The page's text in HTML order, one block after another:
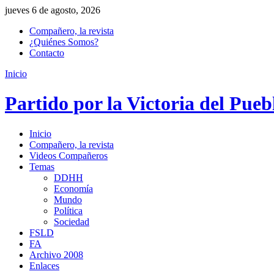
jueves 6 de agosto, 2026
Compañero, la revista
¿Quiénes Somos?
Contacto
Inicio
Partido por la Victoria del
Inicio
Compañero, la revista
Videos Compañeros
Temas
DDHH
Economía
Mundo
Política
Sociedad
FSLD
FA
Archivo 2008
Enlaces